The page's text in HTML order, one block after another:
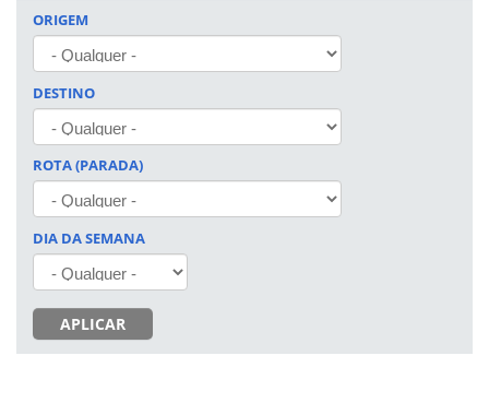
ORIGEM
DESTINO
ROTA (PARADA)
DIA DA SEMANA
APLICAR